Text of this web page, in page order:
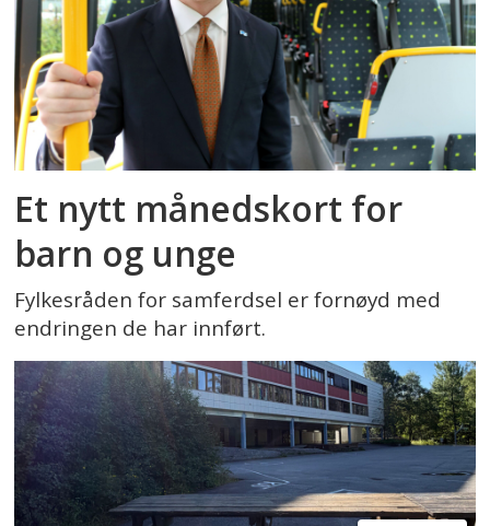
Et nytt månedskort for
barn og unge
Fylkesråden for samferdsel er fornøyd med
endringen de har innført.